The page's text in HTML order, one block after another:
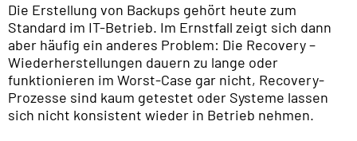
Die Erstellung von Backups gehört heute zum
Standard im IT-Betrieb. Im Ernstfall zeigt sich dann
aber häufig ein anderes Problem: Die Recovery –
Wiederherstellungen dauern zu lange oder
funktionieren im Worst-Case gar nicht, Recovery-
Prozesse sind kaum getestet oder Systeme lassen
sich nicht konsistent wieder in Betrieb nehmen.